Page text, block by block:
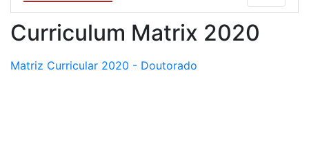
Curriculum Matrix 2020
Matriz Curricular 2020 - Doutorado